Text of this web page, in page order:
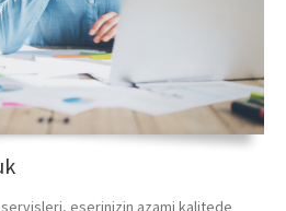
servisleri, eserinizin azami kalitede